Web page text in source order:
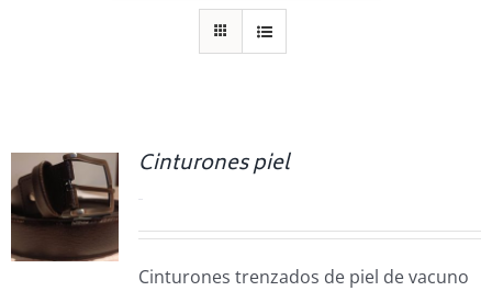
Cinturones piel
Cinturones trenzados de piel de vacuno